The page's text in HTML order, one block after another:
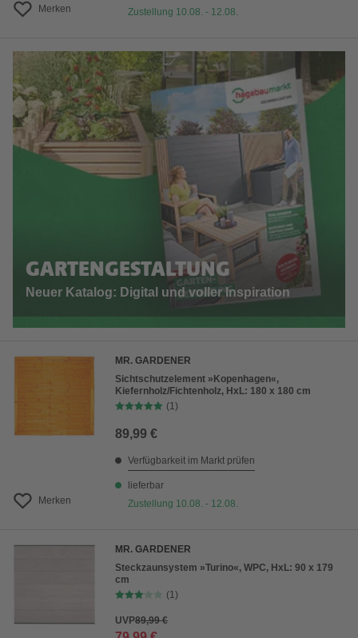
Merken
Zustellung 10.08. - 12.08.
GARTENGESTALTUNG
Neuer Katalog: Digital und voller Inspiration
Merken
MR. GARDENER
Sichtschutzelement »Kopenhagen«,
Kiefernholz/Fichtenholz, HxL: 180 x 180 cm
(1)
89,99 €
Verfügbarkeit im Markt prüfen
lieferbar
Zustellung 10.08. - 12.08.
MR. GARDENER
Steckzaunsystem »Turino«, WPC, HxL: 90 x 179
cm
(1)
UVP89,99 €